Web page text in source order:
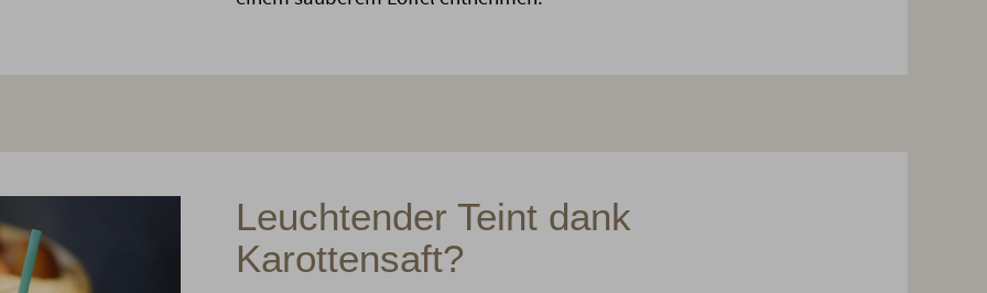
Leuchtender Teint dank
Karottensaft?